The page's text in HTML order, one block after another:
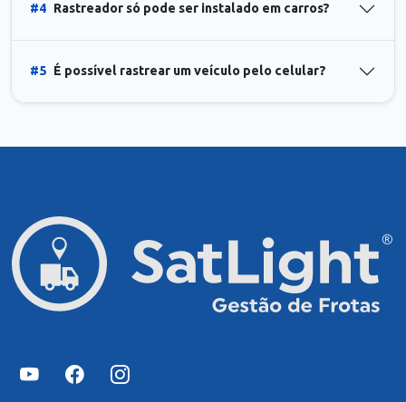
#4 Rastreador só pode ser instalado em carros?
#5 É possível rastrear um veículo pelo celular?